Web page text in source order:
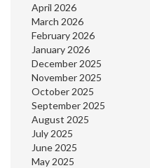
April 2026
March 2026
February 2026
January 2026
December 2025
November 2025
October 2025
September 2025
August 2025
July 2025
June 2025
May 2025